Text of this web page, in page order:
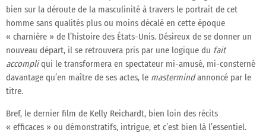
bien sur la déroute de la masculinité à travers le portrait de cet
homme sans qualités plus ou moins décalé en cette époque
« charnière » de l’histoire des États-Unis. Désireux de se donner un
nouveau départ, il se retrouvera pris par une logique du fait
accompliqui le transformera en spectateur mi-amusé, mi-consterné
davantage qu’en maître de ses actes, le mastermindannoncé par le
titre.
Bref, le dernier film de Kelly Reichardt, bien loin des récits
« efficaces » ou démonstratifs, intrigue, et c’est bien là l’essentiel.